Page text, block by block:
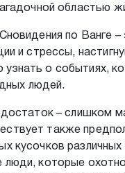
областью
по Ванге
и стрессы,
о событиях,
людей.
– слишком
также
кусочков различных
которые